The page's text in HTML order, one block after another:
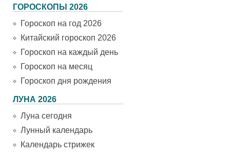
ГОРОСКОПЫ 2026
Гороскоп на год 2026
Китайский гороскоп 2026
Гороскоп на каждый день
Гороскоп на месяц
Гороскоп дня рождения
ЛУНА 2026
Луна сегодня
Лунный календарь
Календарь стрижек